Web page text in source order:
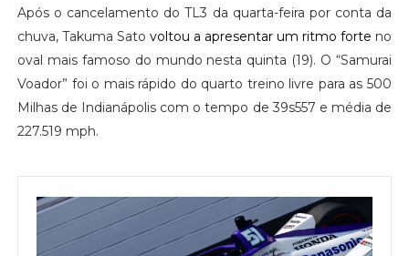
Após o cancelamento do TL3 da quarta-feira por conta da
chuva, Takuma Sato voltou a apresentar um ritmo forte no
oval mais famoso do mundo nesta quinta (19). O “Samurai
Voador” foi o mais rápido do quarto treino livre para as 500
Milhas de Indianápolis com o tempo de 39s557 e média de
227.519 mph.